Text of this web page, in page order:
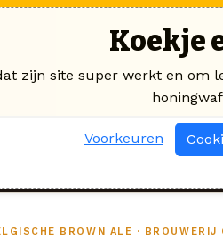
BROWN ALE · BROUWERIJ
Koekje
zijn site super werkt en om
Voorkeuren